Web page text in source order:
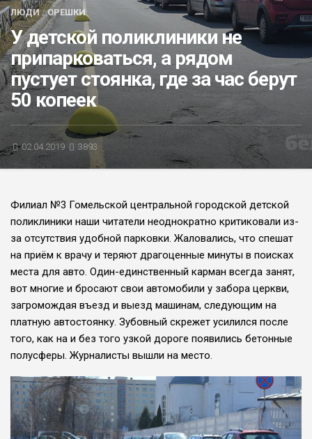
БЛИЦ-ОПРОС
АФИША
ЛЮДИ/ОРЕШКИ
У детской поликлиники не
припарковаться, а рядом
пустует стоянка, где за час берут
50 копеек
02.04.2019 3893
Филиал №3 Гомельской центральной городской детской
поликлиники наши читатели неоднократно критиковали из-
за отсутствия удобной парковки. Жаловались, что спешат
на приём к врачу и теряют драгоценные минуты в поисках
места для авто. Один-единственный карман всегда занят,
вот многие и бросают свои автомобили у забора церкви,
загромождая въезд и выезд машинам, следующим на
платную автостоянку. Зубовный скрежет усилился после
того, как на и без того узкой дороге появились бетонные
полусферы. Журналисты вышли на место.